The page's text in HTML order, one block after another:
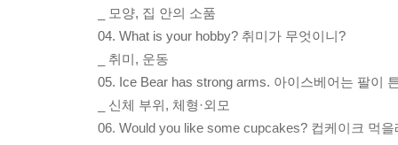
_ 모양, 집 안의 소품
04. What is your hobby? 취미가 무엇이니?
_ 취미, 운동
05. Ice Bear has strong arms. 아이스베어는 팔이
_ 신체 부위, 체형·외모
06. Would you like some cupcakes? 컵케이크 먹을